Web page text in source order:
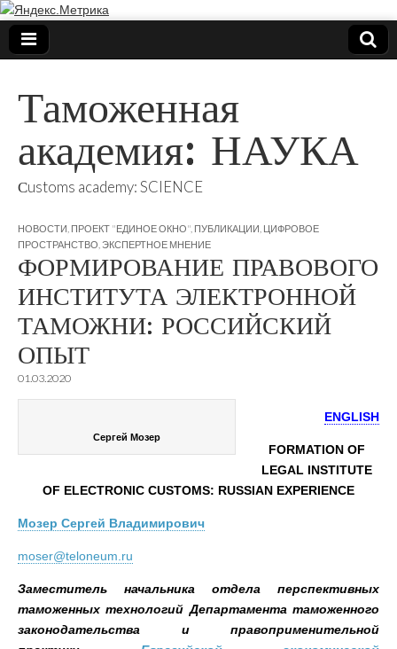
Таможенная
академия: НАУКА
Сustoms academy: SCIENCE
НОВОСТИ ПРОЕКТ "ЕДИНОЕ ОКНО" ПУБЛИКАЦИИ ЦИФРОВОЕ
ПРОСТРАНСТВО ЭКСПЕРТНОЕ МНЕНИЕ
ФОРМИРОВАНИЕ ПРАВОВОГО
ИНСТИТУТА ЭЛЕКТРОННОЙ
ТАМОЖНИ: РОССИЙСКИЙ
ОПЫТ
01.03.2020
Сергей Мозер
ENGLISH
FORMATION OF
LEGAL INSTITUTE
OF ELECTRONIC CUSTOMS: RUSSIAN EXPERIENCE
Mозер Сергей Владимирович
moser@teloneum.ru
Заместитель начальника отдела перспективных
таможенных технологий Департамента таможенного
законодательства и правоприменительной